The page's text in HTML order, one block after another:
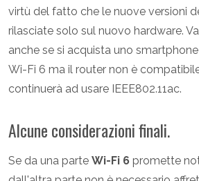
virtù del fatto che le nuove versioni
rilasciate solo sul nuovo hardware.
anche se si acquista uno
Wi-Fi 6 ma il router non è
continuerà ad usare IEEE802.11ac.
Alcune considerazioni finali.
Se da una parte Wi-Fi 6 promette